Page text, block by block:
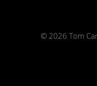
© 2026 Tom